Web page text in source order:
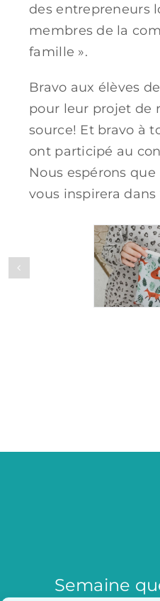
des entrepreneurs
membres de la
famille ».
Bravo aux élèves
pour leur projet de
source! Et bravo à
ont participé au
Nous espérons
vous inspirera
Semaine